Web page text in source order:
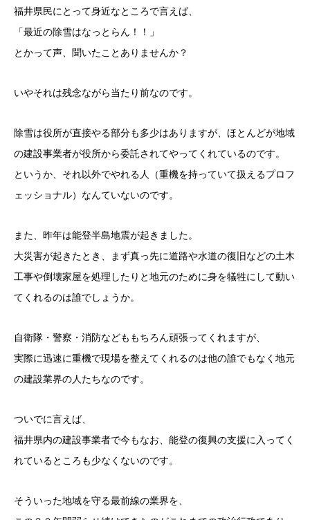
福井県民にとって身近なところで言えば、
「最近の除雪はなっとらん！！」
とかって声、聞いたことありませんか？
いやそれは残念ながら当たり前なのです。
除雪は役所が直接やる部分も多少はありますが、ほとんどが地域
の建設事業者が役所から委託されてやってくれているのです。
というか、それ以外でやれる人（重機を持っていて扱えるプロフ
ェッショナル）なんていないのです。
また、昨年は能登半島地震が起きました。
大災害が起きたとき、まず真っ先に道路や水道の復旧などの土木
工事や倒壊家屋を処理したりと地元のために身を犠牲にして動い
てくれるのは誰でしょうか。
自衛隊・警察・消防などももちろん頑張ってくれますが、
実際に迅速に重機で現場を整えてくれるのは他の誰でもなく地元
の建設業界の人たちなのです。
ついでに言えば、
福井県内の建設事業者で今もなお、能登の復興の支援に入ってく
れているところも少なくないのです。
そういった地域を守る最前線の業界を、